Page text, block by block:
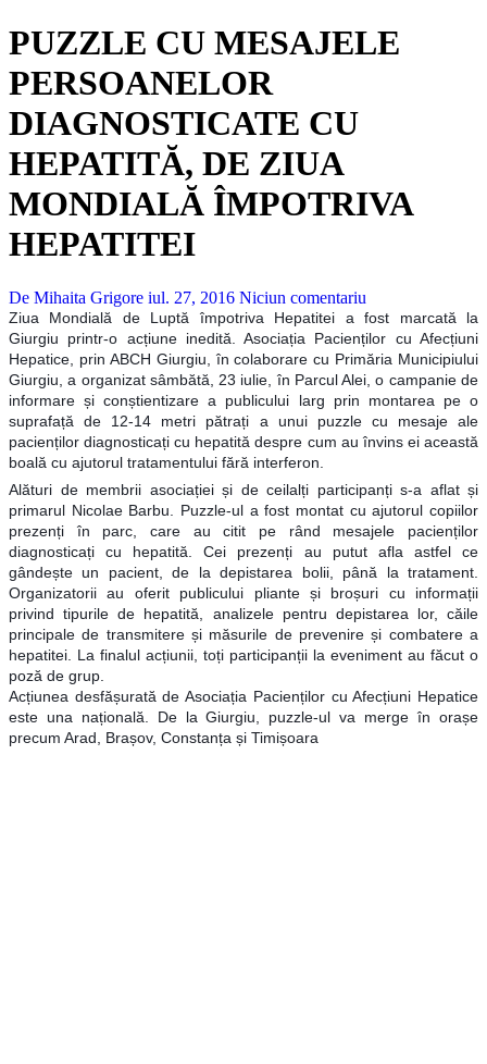
PUZZLE CU MESAJELE
PERSOANELOR
DIAGNOSTICATE CU
HEPATITĂ, DE ZIUA
MONDIALĂ ÎMPOTRIVA
HEPATITEI
De Mihaita Grigore iul. 27, 2016 Niciun comentariu
Ziua Mondială de Luptă împotriva Hepatitei a fost marcată la
Giurgiu printr-o acțiune inedită. Asociația Pacienților cu Afecțiuni
Hepatice, prin ABCH Giurgiu, în colaborare cu Primăria Municipiului
Giurgiu, a organizat sâmbătă, 23 iulie, în Parcul Alei, o campanie de
informare și conștientizare a publicului larg prin montarea pe o
suprafață de 12-14 metri pătrați a unui puzzle cu mesaje ale
pacienților diagnosticați cu hepatită despre cum au învins ei această
boală cu ajutorul tratamentului fără interferon.
Alături de membrii asociației și de ceilalți participanți s-a aflat și
primarul Nicolae Barbu. Puzzle-ul a fost montat cu ajutorul copiilor
prezenți în parc, care au citit pe rând mesajele pacienților
diagnosticați cu hepatită. Cei prezenți au putut afla astfel ce
gândește un pacient, de la depistarea bolii, până la tratament.
Organizatorii au oferit publicului pliante și broșuri cu informații
privind tipurile de hepatită, analizele pentru depistarea lor, căile
principale de transmitere și măsurile de prevenire și combatere a
hepatitei. La finalul acțiunii, toți participanții la eveniment au făcut o
poză de grup.
Acțiunea desfășurată de Asociația Pacienților cu Afecțiuni Hepatice
este una națională. De la Giurgiu, puzzle-ul va merge în orașe
precum Arad, Brașov, Constanța și Timișoara